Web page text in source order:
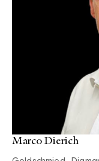
Marco Dierich